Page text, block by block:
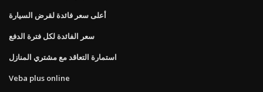
أعلى سعر فائدة لقرض السيارة
سعر الفائدة لكل فترة الدفع
استمارة التعاقد مع مشتري المنازل
Veba plus online